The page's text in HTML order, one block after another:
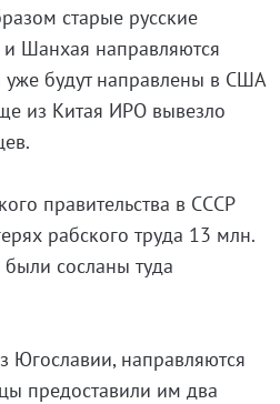
старые русские
Шанхая направляются
уже будут направлены в США
из Китая ИРО вывезло
правительства в СССР
рабского труда 13 млн.
сосланы туда
Югославии, направляются
предоставили им два